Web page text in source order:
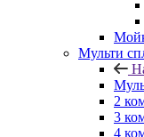
Мульти
2
3
4